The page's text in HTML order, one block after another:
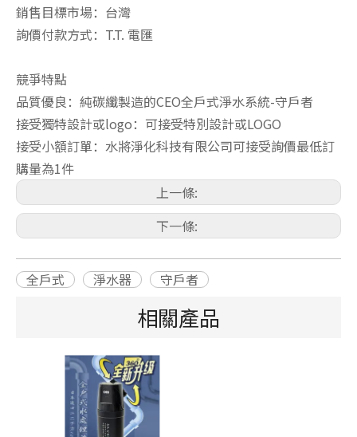
銷售目標市場：台灣
詢價付款方式：T.T. 電匯
競爭特點
品質優良：純碳纖製造的CEO全戶式淨水系統-守戶者
接受獨特設計或logo：可接受特別設計或LOGO
接受小額訂單：水將淨化科技有限公司可接受詢價最低訂
購量為1件
上一條:
下一條:
全戶式 淨水器 守戶者
相關產品